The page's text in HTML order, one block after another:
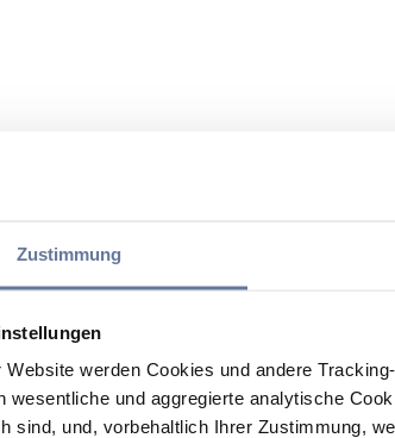
Zustimmung
Website werden Cookies und andere
wesentliche und aggregierte analytische
sind, und, vorbehaltlich Ihrer Zustimmung,